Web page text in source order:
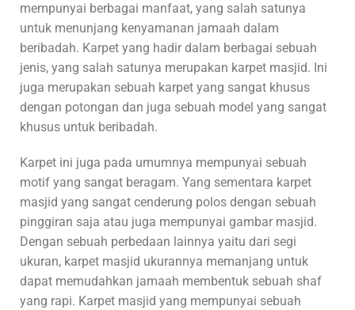
mempunyai berbagai manfaat, yang salah satunya
untuk menunjang kenyamanan jamaah dalam
beribadah. Karpet yang hadir dalam berbagai sebuah
jenis, yang salah satunya merupakan karpet masjid. Ini
juga merupakan sebuah karpet yang sangat khusus
dengan potongan dan juga sebuah model yang sangat
khusus untuk beribadah.
Karpet ini juga pada umumnya mempunyai sebuah
motif yang sangat beragam. Yang sementara karpet
masjid yang sangat cenderung polos dengan sebuah
pinggiran saja atau juga mempunyai gambar masjid.
Dengan sebuah perbedaan lainnya yaitu dari segi
ukuran, karpet masjid ukurannya memanjang untuk
dapat memudahkan jamaah membentuk sebuah shaf
yang rapi. Karpet masjid yang mempunyai sebuah